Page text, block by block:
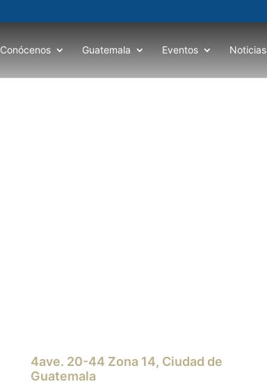
Conócenos Guatemala Eventos Noticias
4ave. 20-44 Zona 14, Ciudad de
Guatemala